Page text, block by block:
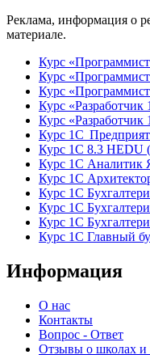
Реклама, информация о
материале.
Курс
Курс
Курс
Курс
Курс
Курс 1С
Курс 1С 8.3 HEDU
Курс 1С Аналитик
Курс 1С
Курс 1С
Курс 1С
Курс 1С
Курс 1С Главный
Информация
О нас
Контакты
Вопрос - Ответ
Отзывы о школах и